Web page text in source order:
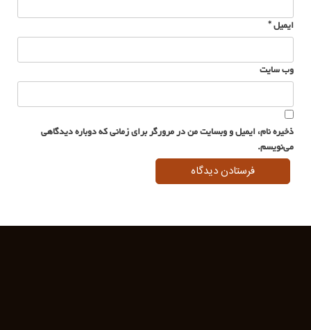
ایمیل*
وب‌ سایت
ذخیره نام، ایمیل و وبسایت من در مرورگر برای زمانی که دوباره دیدگاهی
می‌نویسم.